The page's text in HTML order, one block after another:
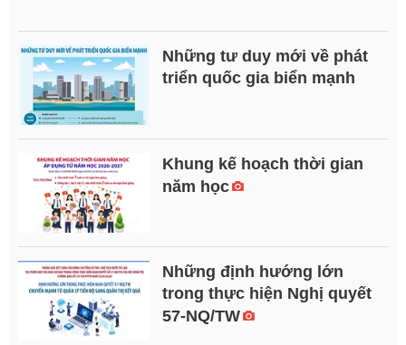
Những tư duy mới về phát
triển quốc gia biển mạnh
Khung kế hoạch thời gian
năm học
Những định hướng lớn
trong thực hiện Nghị quyết
57-NQ/TW